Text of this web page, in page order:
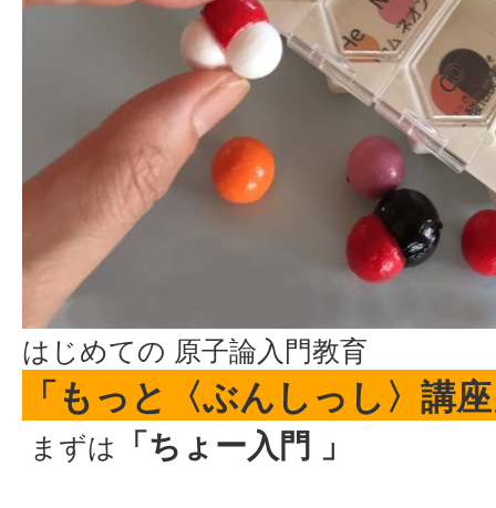
はじめての 原子論入門教育
「もっと〈ぶんしっし〉講
まずは 「ちょー入門 」